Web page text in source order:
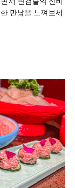
만남을 느껴보세